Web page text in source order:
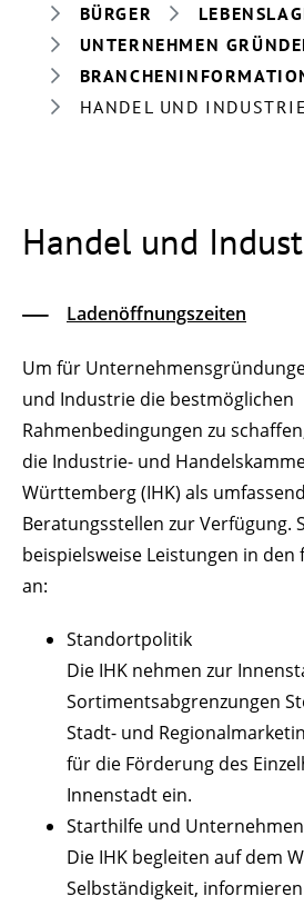
BÜRGER
UNTERNEHMEN
HANDEL UND INDUSTRIE
Handel und
Ladenöffnungszeiten
Um für
und Industrie die bestmöglichen
Rahmenbedingungen zu
die Industrie- und
Württemberg (IHK) als
Beratungsstellen zur Verfügung.
beispielsweise Leistungen in den
an:
Standortpolitik
Die IHK nehmen zur
Sortimentsabgrenzungen
Stadt- und
für die Förderung des
Innenstadt ein.
Starthilfe und
Die IHK begleiten auf dem
Selbständigkeit,